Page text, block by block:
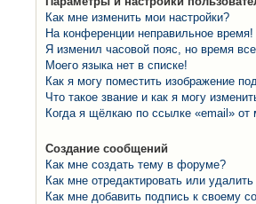
Как мне изменить мои настройки?
На конференции неправильное время!
Я изменил часовой пояс, но время
Моего языка нет в списке!
Как я могу поместить изображение
Что такое звание и как я могу
Когда я щёлкаю по ссылке «email»
Создание сообщений
Как мне создать тему в форуме?
Как мне отредактировать или
Как мне добавить подпись к своему